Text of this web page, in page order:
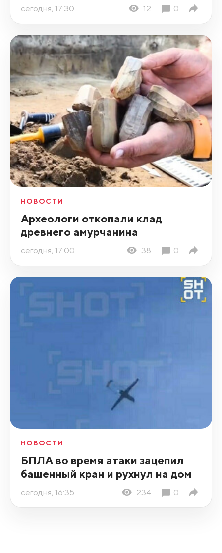
сегодня, 17:30 12 0
НОВОСТИ
Археологи откопали клад
древнего амурчанина
сегодня, 17:00 38 0
НОВОСТИ
БПЛА во время атаки зацепил
башенный кран и рухнул на дом
сегодня, 16:35 234 0